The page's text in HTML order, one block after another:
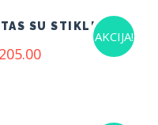
AKCIJA!
SU STIKLU
205.00Current